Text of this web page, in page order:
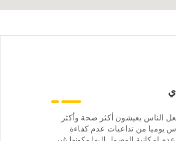
الناس يعيشون أكثر صحة وأكثر
يوميا من تداعيات عدم كفاءة